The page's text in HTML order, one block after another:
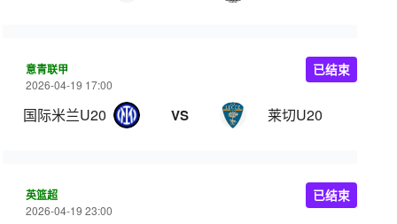
意青联甲
2026-04-19 17:00
国际米兰U20 VS 莱切U20
已结束
英篮超
2026-04-19 23:00
已结束